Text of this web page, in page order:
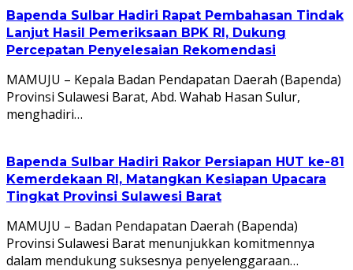
Bapenda Sulbar Hadiri Rapat Pembahasan Tindak
Lanjut Hasil Pemeriksaan BPK RI, Dukung
Percepatan Penyelesaian Rekomendasi
MAMUJU – Kepala Badan Pendapatan Daerah (Bapenda)
Provinsi Sulawesi Barat, Abd. Wahab Hasan Sulur,
menghadiri…
Bapenda Sulbar Hadiri Rakor Persiapan HUT ke-81
Kemerdekaan RI, Matangkan Kesiapan Upacara
Tingkat Provinsi Sulawesi Barat
MAMUJU – Badan Pendapatan Daerah (Bapenda)
Provinsi Sulawesi Barat menunjukkan komitmennya
dalam mendukung suksesnya penyelenggaraan…